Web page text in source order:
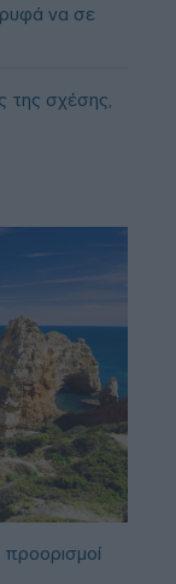
να σε
της σχέσης,